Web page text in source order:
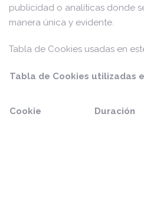
publicidad o analíticas donde
manera única y evidente.
Tabla de Cookies usadas en
Tabla de Cookies utilizadas
Cookie Duración